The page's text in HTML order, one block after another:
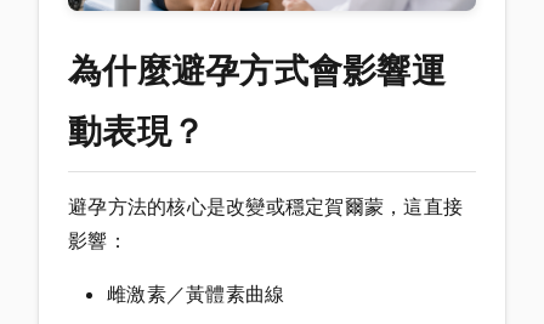
為什麼避孕方式會影響運
動表現？
避孕方法的核心是改變或穩定賀爾蒙，這直接
影響：
雌激素／黃體素曲線